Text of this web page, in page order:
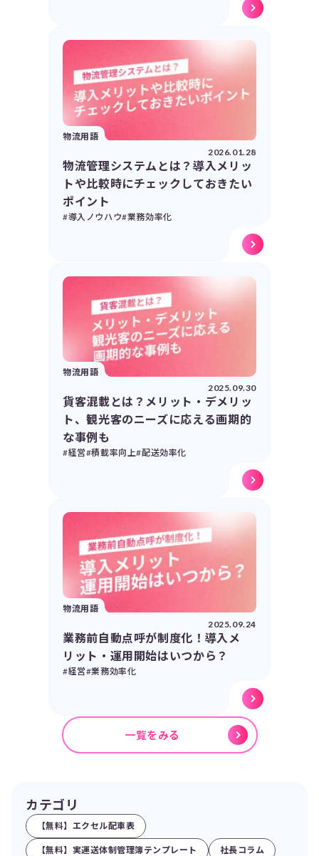
物流用語
2026.01.28
物流管理システムとは？導入メリッ
トや比較時にチェックしておきたい
ポイント
#導入ノウハウ#業務効率化
物流用語
2025.09.30
貨客混載とは？メリット・デメリッ
ト、観光客のニーズに応える画期的
な事例も
#経営#積載率向上#配送効率化
物流用語
2025.09.24
業務前自動点呼が制度化！導入メ
リット・運用開始はいつから？
#経営#業務効率化
一覧をみる
カテゴリ
【無料】エクセル配車表
【無料】実運送体制管理簿テンプレート 社長コラム